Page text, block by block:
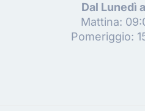
Dal Lunedì
Mattina:
Pomeriggio: